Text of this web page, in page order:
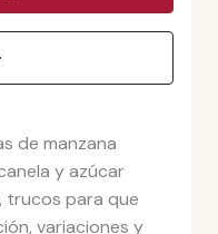
de manzana
y azúcar
trucos para que
variaciones y